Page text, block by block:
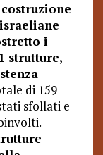
i
strutture,
di 159
sfollati e